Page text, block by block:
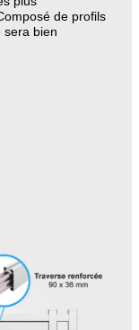
de profils
sera bien